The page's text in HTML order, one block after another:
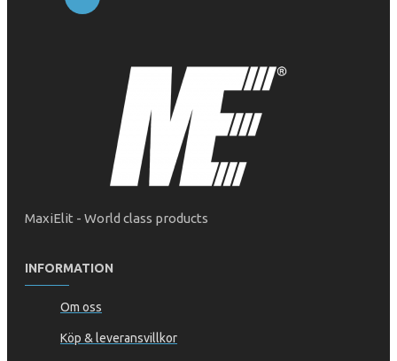
MaxiElit - World class products
INFORMATION
Om oss
Köp & leveransvillkor